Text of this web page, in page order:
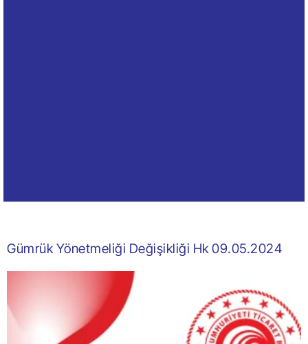
Gümrük Yönetmeliği Değişikliği Hk 09.05.2024